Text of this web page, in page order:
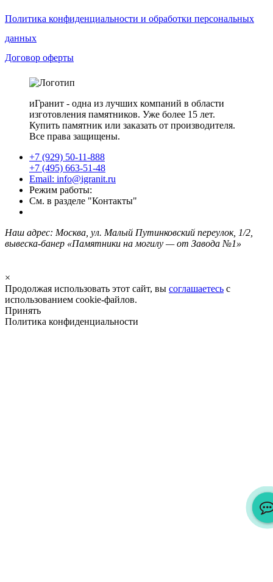
Политика конфиденциальности и обработки персональных
данных
Договор оферты
иГранит - одна из лучших компаний в области
изготовления памятников. Уже более 15 лет.
Купить памятник или заказать от производителя.
Все права защищены.
+7 (929) 50-11-888
+7 (495) 663-51-48
Email: info@igranit.ru
Режим работы:
См. в разделе "Контакты"
Наш адрес: Москва, ул. Малый Путинковский переулок, 1/2,
вывеска-банер «Памятники на могилу — от Завода №1»
×
Продолжая использовать этот сайт, вы соглашаетесь с
использованием cookie-файлов.
Принять
Политика конфиденциальности